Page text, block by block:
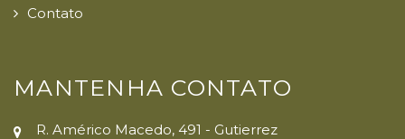
Contato
MANTENHA CONTATO
R. Américo Macedo, 491 - Gutierrez